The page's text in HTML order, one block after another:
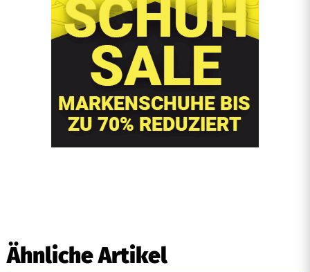
Ähnliche Artikel